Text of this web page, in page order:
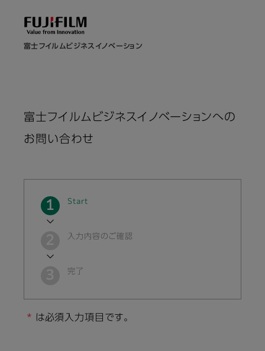
富士フイルムビジネスイノベーション
富士フイルムビジネスイノベーションへの
お問い合わせ
現
Start
入力内容のご確認
完了
は必須入力項目です。